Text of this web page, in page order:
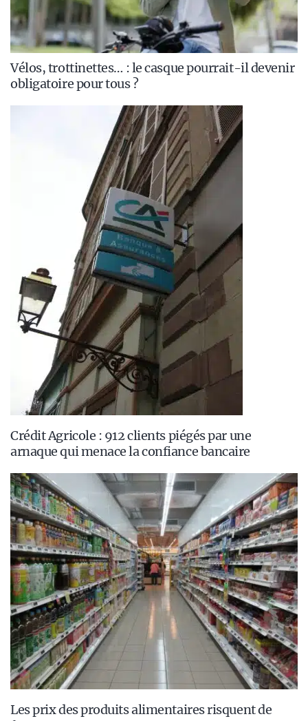
Vélos, trottinettes… : le casque pourrait-il devenir
obligatoire pour tous ?
Crédit Agricole : 912 clients piégés par une
arnaque qui menace la confiance bancaire
Les prix des produits alimentaires risquent de